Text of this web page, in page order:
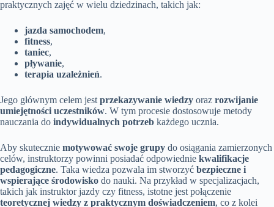
praktycznych zajęć w wielu dziedzinach, takich jak:
jazda samochodem,
fitness,
taniec,
pływanie,
terapia uzależnień.
Jego głównym celem jest przekazywanie wiedzy oraz rozwijanie
umiejętności uczestników. W tym procesie dostosowuje metody
nauczania do indywidualnych potrzeb każdego ucznia.
Aby skutecznie motywować swoje grupy do osiągania zamierzonych
celów, instruktorzy powinni posiadać odpowiednie kwalifikacje
pedagogiczne. Taka wiedza pozwala im stworzyć bezpieczne i
wspierające środowisko do nauki. Na przykład w specjalizacjach,
takich jak instruktor jazdy czy fitness, istotne jest połączenie
teoretycznej wiedzy z praktycznym doświadczeniem, co z kolei